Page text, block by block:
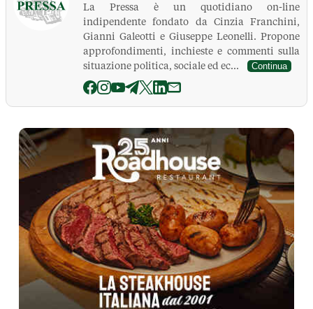
La Pressa è un quotidiano on-line
indipendente fondato da Cinzia Franchini,
Gianni Galeotti e Giuseppe Leonelli. Propone
approfondimenti, inchieste e commenti sulla
situazione politica, sociale ed ec...
Continua
La Pressa